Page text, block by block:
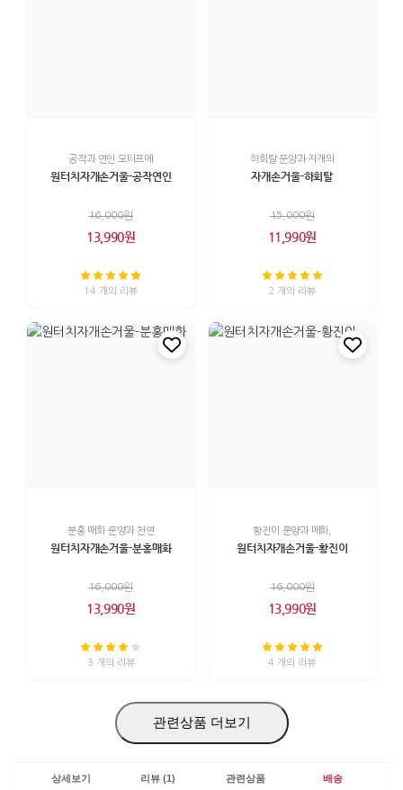
공작과 연인 모티프에
원터치자개손거울-공작연인
16,000원
13,990원
14 개의 리뷰
하회탈 문양과 자개의
자개손거울-하회탈
15,000원
11,990원
2 개의 리뷰
분홍 매화 문양과 천연
원터치자개손거울-분홍매화
16,000원
13,990원
3 개의 리뷰
황진이 문양과 매화,
원터치자개손거울-황진이
16,000원
13,990원
4 개의 리뷰
관련상품 더보기
상세보기 리뷰 (1) 관련상품 배송